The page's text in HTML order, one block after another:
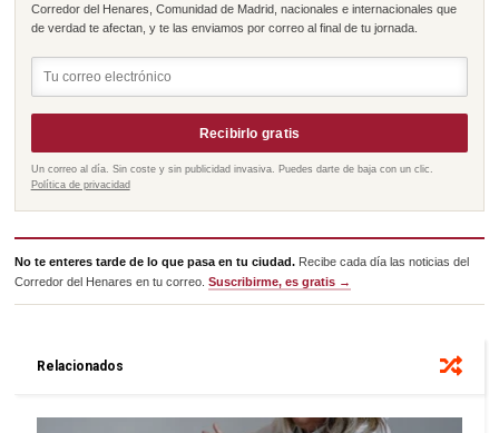
Corredor del Henares, Comunidad de Madrid, nacionales e internacionales que
de verdad te afectan, y te las enviamos por correo al final de tu jornada.
Recibirlo gratis
Un correo al día. Sin coste y sin publicidad invasiva. Puedes darte de baja con un clic.
Política de privacidad
No te enteres tarde de lo que pasa en tu ciudad. Recibe cada día las noticias del
Corredor del Henares en tu correo.Suscribirme, es gratis →
Relacionados